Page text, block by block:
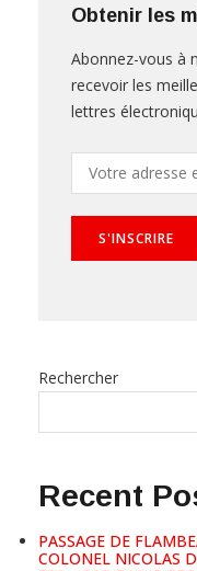
Obtenir les
Abonnez-vous à
recevoir les
lettres
Rechercher
Recent
PASSAGE DE
COLONEL NICOLAS